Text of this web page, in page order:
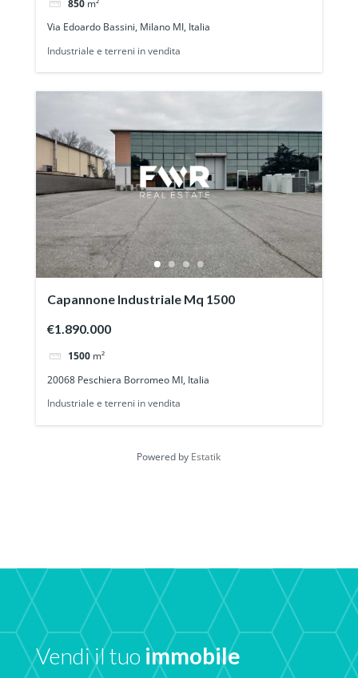
850 m²
Via Edoardo Bassini, Milano MI, Italia
Industriale e terreni in vendita
Capannone Industriale Mq 1500
€1.890.000
1500 m²
20068 Peschiera Borromeo MI, Italia
Industriale e terreni in vendita
Powered by Estatik
Vendi il tuo immobile